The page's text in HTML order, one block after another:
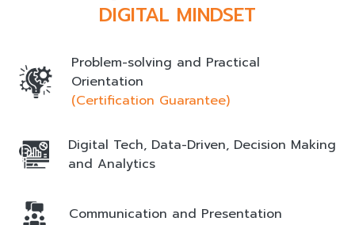
DIGITAL MINDSET
Problem-solving and Practical
Orientation
(Certification Guarantee)
Digital Tech, Data-Driven, Decision Making
and Analytics
Communication and Presentation